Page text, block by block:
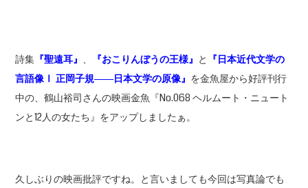
詩集 『聖遠耳』 、 『おこりんぼうの王様』 と 『日本近代文学の
言語像Ⅰ正岡子規――日本文学の原像』 を金魚屋から好評刊行
中の、鶴山裕司さんの映画金魚『No.068 ヘルムート・ニュート
ンと12人の女たち』をアップしましたぁ。
久しぶりの映画批評ですね。と言いましても今回は写真論でも